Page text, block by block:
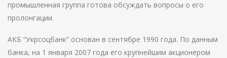
промышленная группа готова обсуждать вопросы о его
пролонгации.
АКБ “Укрсоцбанк” основан в сентябре 1990 года. По данным
банка, на 1 января 2007 года его крупнейшим акционером